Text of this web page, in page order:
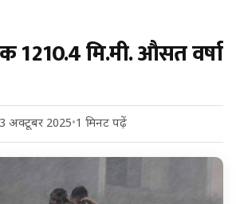
1210.4 मि.मी. औसत वर्षा
अक्टूबर 2025•1 मिनट पढ़ें